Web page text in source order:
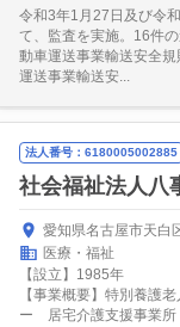
令和3年1月27日及び令
て、監査を実施。16件
動車運送事業輸送安全
運送事業輸送安...
法人番号：6180005002885
社会福祉法人八
愛知県名古屋市天白
医療・福祉
【設立】1985年
【事業概要】特別養護
ー 居宅介護支援事業